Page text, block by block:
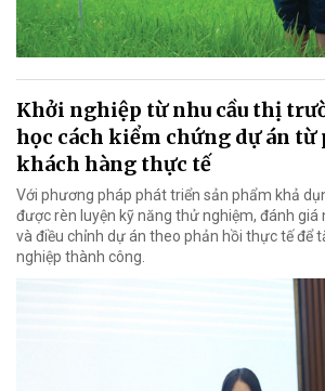
Khởi nghiệp từ nhu cầu thị
học cách kiểm chứng dự án từ
khách hàng thực tế
Với phương pháp phát triển sản phẩm khả
được rèn luyện kỹ năng thử nghiệm, đánh giá
và điều chỉnh dự án theo phản hồi thực tế để
nghiệp thành công.